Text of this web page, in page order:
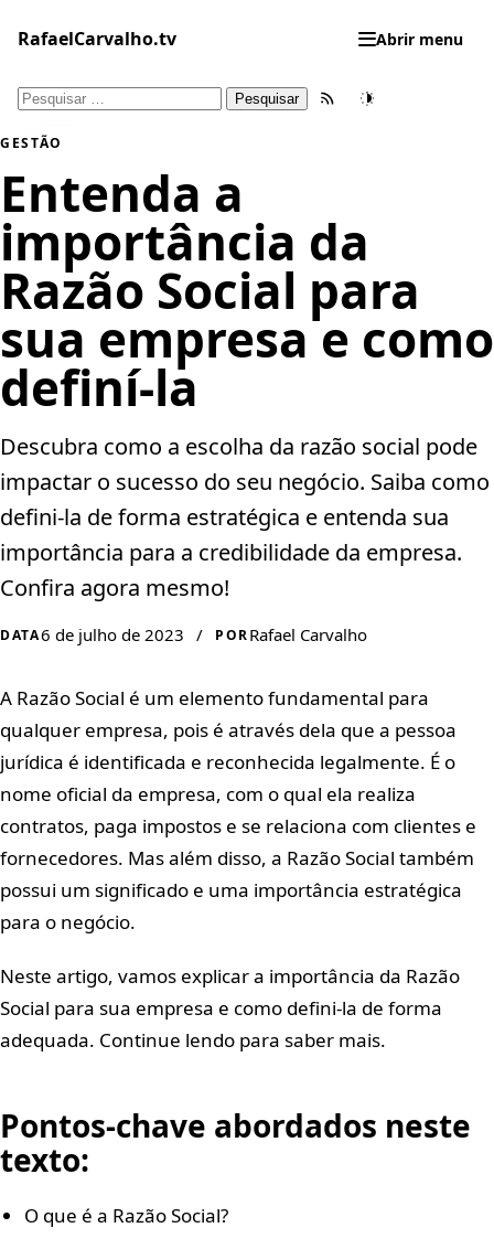
para
conteúdo
RafaelCarvalho.tv Abrir menu
Pesquisar
Feed RSSTema
GESTÃO
Entenda a
importância da
Razão Social para
sua empresa e como
definí-la
Descubra como a escolha da razão social pode
impactar o sucesso do seu negócio. Saiba como
defini-la de forma estratégica e entenda sua
importância para a credibilidade da empresa.
Confira agora mesmo!
DATA6 de julho de 2023 / PORRafael Carvalho
A Razão Social é um elemento fundamental para
qualquer empresa, pois é através dela que a pessoa
jurídica é identificada e reconhecida legalmente. É o
nome oficial da empresa, com o qual ela realiza
contratos, paga impostos e se relaciona com clientes e
fornecedores. Mas além disso, a Razão Social também
possui um significado e uma importância estratégica
para o negócio.
Neste artigo, vamos explicar a importância da Razão
Social para sua empresa e como defini-la de forma
adequada. Continue lendo para saber mais.
Pontos-chave abordados neste
texto:
O que é a Razão Social?